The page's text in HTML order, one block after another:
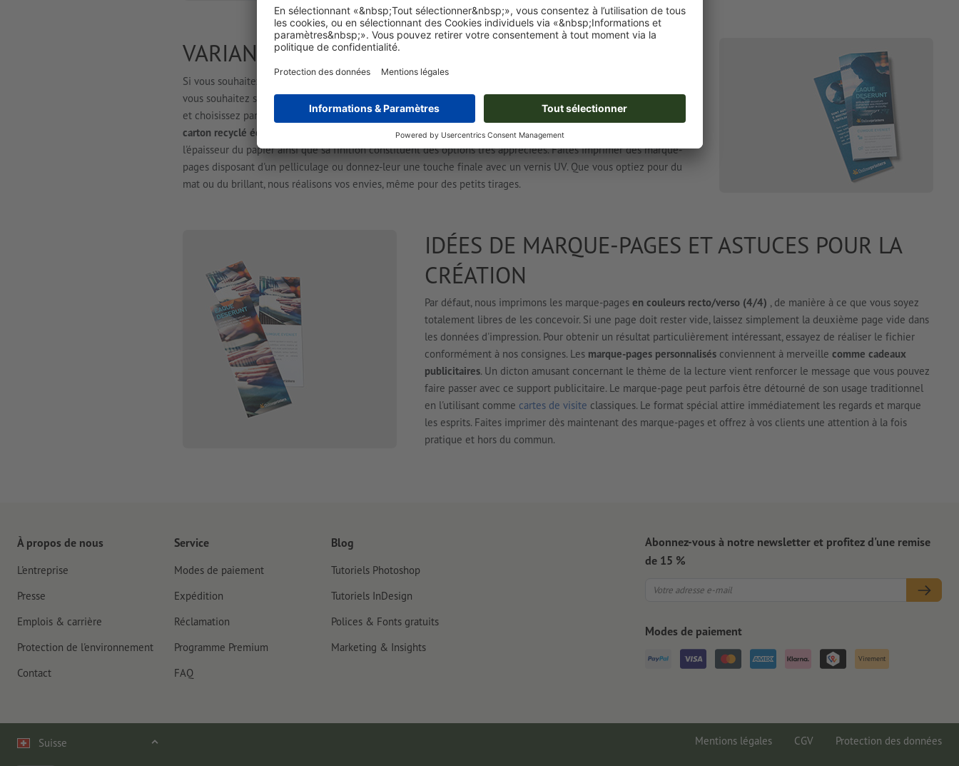
VARIANTES DE MARQUE-PAGES
Si vous souhaitez imprimer un marque-page, vous avez frappé à la bonne porte. Nous mettons le design que
vous souhaitez sur papier. Choisissezun marque-page court ou longactuellement,deux formats sont possibles
et choisissez parmi un large choix de qualités de papier. Diverses options sont disponibles, dupapier couché au
carton recyclé écologique en passant par le carton nacré Chromolux. En plus du type de marque-page,
l'épaisseur du papier ainsi que sa finition constituent des options très appréciées. Faites imprimer des marque-
pages disposant d'un pelliculage ou donnez-leur une touche finale avec un vernis UV. Que vous optiez pour du
mat ou du brillant, nous réalisons vos envies, même pour des petits tirages.
IDÉES DE MARQUE-PAGES ET ASTUCES POUR LA
CRÉATION
Par défaut, nous imprimons les marque-pages en couleurs recto/verso (4/4) , de manière à ce que vous soyez
totalement libres de les concevoir. Si une page doit rester vide, laissez simplement la deuxième page vide dans
les données d'impression. Pour obtenir un résultat particulièrement intéressant, essayez de réaliser le fichier
conformément à nos consignes. Les marque-pages personnalisés conviennent à merveille comme cadeaux
publicitaires. Un dicton amusant concernant le thème de la lecture vient renforcer le message que vous pouvez
faire passer avec ce support publicitaire. Le marque-page peut parfois être détourné de son usage traditionnel
en l'utilisant comme cartes de visite classiques. Le format spécial attire immédiatement les regards et marque
les esprits. Faites imprimer dès maintenant des marque-pages et offrez à vos clients une attention à la fois
pratique et hors du commun.
À propos de nous
L'entreprise
Presse
Emplois & carrière
Protection de l'environnement
Contact
Service
Modes de paiement
Expédition
Réclamation
Programme Premium
FAQ
Blog
Tutoriels Photoshop
Tutoriels InDesign
Polices & Fonts gratuits
Marketing & Insights
Abonnez-vous à notre newsletter et profitez d'une remise
de 15 %
Modes de paiement
Virement
Suisse Mentions légales CGV Protection des données